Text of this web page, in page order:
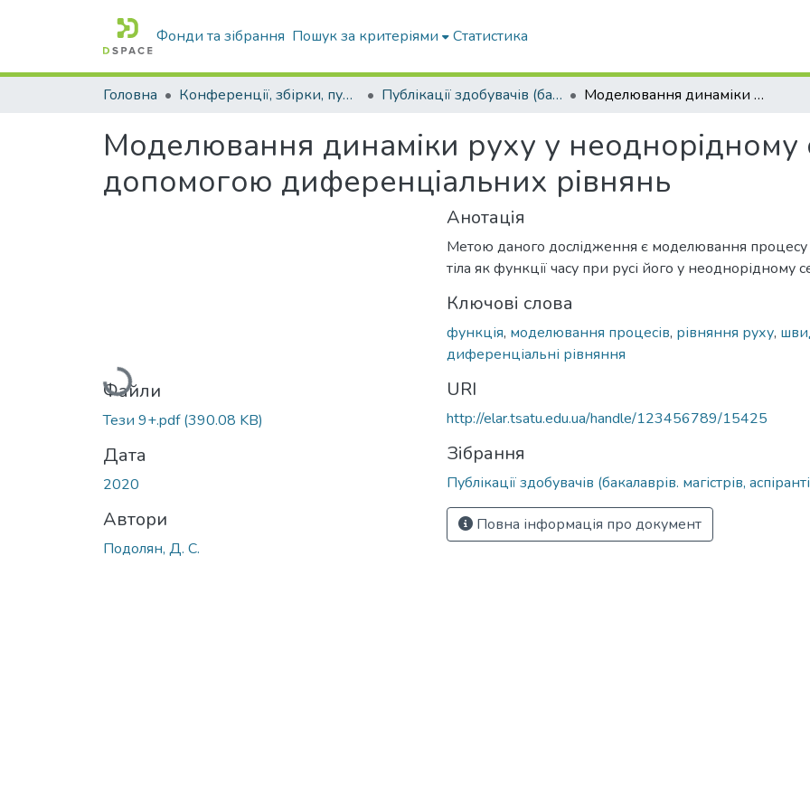
Фонди та зібрання Пошук за критеріями Статистика
Головна Конференції, збірки, публікації молодих вчених і здобувачів : магістрів, бакалаврів, аспірантів. Публікації здобувачів (бакалаврів. магістрів, аспірантів) Моделювання динаміки руху у неоднорідному середовищі за допомогою диференціальних рівнянь
Моделювання динаміки руху у неоднорідному
допомогою диференціальних рівнянь
Вантажиться...
Файли
Тези 9+.pdf(390.08 KB)
Дата
2020
Автори
Подолян, Д. С.
Анотація
Метою даного дослідження є моделювання
тіла як функції часу при русі його у неоднорідному
Ключові слова
функція, моделювання процесів, рівняння руху,
диференціальні рівняння
URI
http://elar.tsatu.edu.ua/handle/123456789/15425
Зібрання
Публікації здобувачів (бакалаврів. магістрів,
Повна інформація про документ